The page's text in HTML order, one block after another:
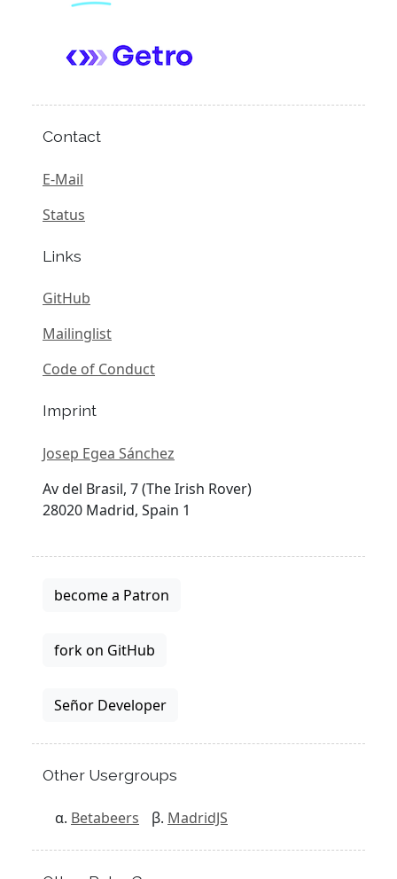
Contact
E-Mail
Status
Links
GitHub
Mailinglist
Code of Conduct
Imprint
Josep Egea Sánchez
Av del Brasil, 7 (The Irish Rover)
28020 Madrid, Spain 1
become a Patron
fork on GitHub
Señor Developer
Other Usergroups
Betabeers MadridJS